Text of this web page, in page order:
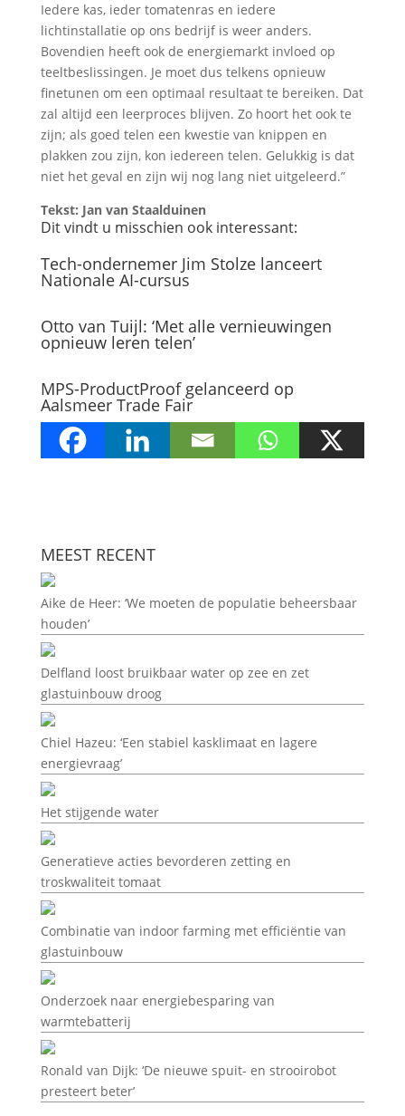
Iedere kas, ieder tomatenras en iedere
lichtinstallatie op ons bedrijf is weer anders.
Bovendien heeft ook de energiemarkt invloed op
teeltbeslissingen. Je moet dus telkens opnieuw
finetunen om een optimaal resultaat te bereiken. Dat
zal altijd een leerproces blijven. Zo hoort het ook te
zijn; als goed telen een kwestie van knippen en
plakken zou zijn, kon iedereen telen. Gelukkig is dat
niet het geval en zijn wij nog lang niet uitgeleerd.”
Tekst: Jan van Staalduinen
Dit vindt u misschien ook interessant:
Tech-ondernemer Jim Stolze lanceert
Nationale AI-cursus
Otto van Tuijl: ‘Met alle vernieuwingen
opnieuw leren telen’
MPS-ProductProof gelanceerd op
Aalsmeer Trade Fair
MEEST RECENT
Aike de Heer: ‘We moeten de populatie beheersbaar
houden’
Delfland loost bruikbaar water op zee en zet
glastuinbouw droog
Chiel Hazeu: ‘Een stabiel kasklimaat en lagere
energievraag’
Het stijgende water
Generatieve acties bevorderen zetting en
troskwaliteit tomaat
Combinatie van indoor farming met efficiëntie van
glastuinbouw
Onderzoek naar energiebesparing van
warmtebatterij
Ronald van Dijk: ‘De nieuwe spuit- en strooirobot
presteert beter’